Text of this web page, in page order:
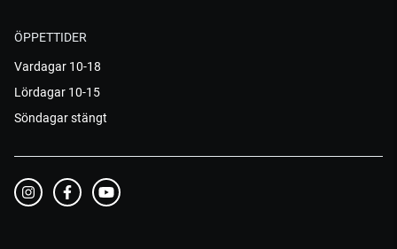
ÖPPETTIDER
Vardagar 10-18
Lördagar 10-15
Söndagar stängt